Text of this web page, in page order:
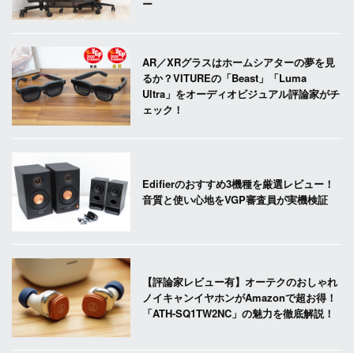
ー
AR／XRグラスはホームシアターの夢を見
るか？VITUREの「Beast」「Luma
Ultra」をオーディオビジュアル評論家がチ
ェック！
Edifierのおすすめ3機種を厳選レビュー！
音質と使い心地をVGP審査員が実機検証
【評論家レビュー有】オーテクのおしゃれ
ノイキャンイヤホンがAmazonで超お得！
「ATH-SQ1TW2NC」の魅力を徹底解説！